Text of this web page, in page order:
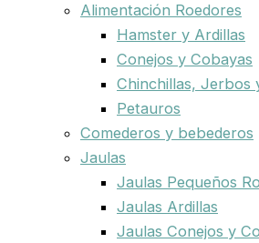
Alimentación Roedores
Hamster y Ardillas
Conejos y Cobayas
Chinchillas, Jerbos
Petauros
Comederos y bebederos
Jaulas
Jaulas Pequeños
Jaulas Ardillas
Jaulas Conejos y